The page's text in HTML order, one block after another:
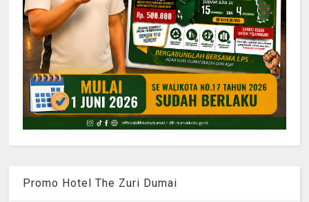
Promo Hotel The Zuri Dumai